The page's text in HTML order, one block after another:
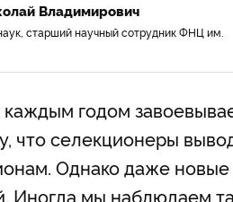
Владимирович
старший научный сотрудник ФНЦ им.
каждым годом
что селекционеры
Однако даже
Иногда мы наблюдаем